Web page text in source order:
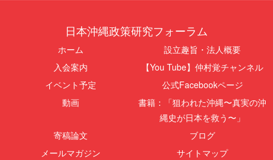
日本沖縄政策研究フォーラム
ホーム
設立趣旨・法人概要
入会案内
【You Tube】仲村覚チャンネル
イベント予定
公式Facebookページ
動画
書籍：「狙われた沖縄〜真実の沖
縄史が日本を救う〜」
寄稿論文
ブログ
メールマガジン
サイトマップ